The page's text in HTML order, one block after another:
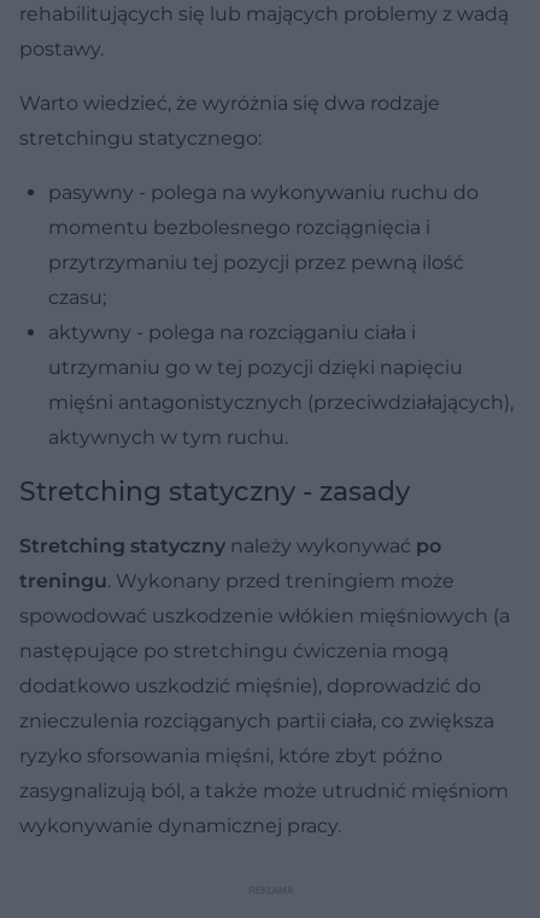
rehabilitujących się lub mających problemy z wadą
postawy.
Warto wiedzieć, że wyróżnia się dwa rodzaje
stretchingu statycznego:
pasywny - polega na wykonywaniu ruchu do
momentu bezbolesnego rozciągnięcia i
przytrzymaniu tej pozycji przez pewną ilość
czasu;
aktywny - polega na rozciąganiu ciała i
utrzymaniu go w tej pozycji dzięki napięciu
mięśni antagonistycznych (przeciwdziałających),
aktywnych w tym ruchu.
Stretching statyczny - zasady
Stretching statyczny należy wykonywać po
treningu. Wykonany przed treningiem może
spowodować uszkodzenie włókien mięśniowych (a
następujące po stretchingu ćwiczenia mogą
dodatkowo uszkodzić mięśnie), doprowadzić do
znieczulenia rozciąganych partii ciała, co zwiększa
ryzyko sforsowania mięśni, które zbyt późno
zasygnalizują ból, a także może utrudnić mięśniom
wykonywanie dynamicznej pracy.